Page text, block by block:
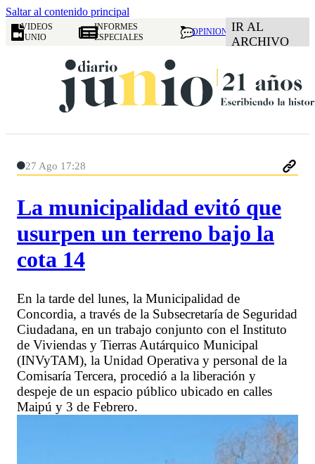
Saltar al contenido principal
VIDEOS
JUNIO
INFORMES
ESPECIALES
OPINION IR AL
ARCHIVO
27 Ago 17:28
La municipalidad evitó que
usurpen un terreno bajo la
cota 14
En la tarde del lunes, la Municipalidad de
Concordia, a través de la Subsecretaría de Seguridad
Ciudadana, en un trabajo conjunto con el Instituto
de Viviendas y Tierras Autárquico Municipal
(INVyTAM), la Unidad Operativa y personal de la
Comisaría Tercera, procedió a la liberación y
despeje de un espacio público ubicado en calles
Maipú y 3 de Febrero.